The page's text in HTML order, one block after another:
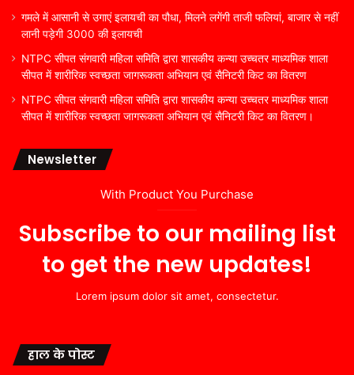
गमले में आसानी से उगाएं इलायची का पौधा, मिलने लगेंगी ताजी फलियां, बाजार से नहीं
लानी पड़ेगी 3000 की इलायची
NTPC सीपत संगवारी महिला समिति द्वारा शासकीय कन्या उच्चतर माध्यमिक शाला
सीपत में शारीरिक स्वच्छता जागरूकता अभियान एवं सैनिटरी किट का वितरण
NTPC सीपत संगवारी महिला समिति द्वारा शासकीय कन्या उच्चतर माध्यमिक शाला
सीपत में शारीरिक स्वच्छता जागरूकता अभियान एवं सैनिटरी किट का वितरण।
Newsletter
With Product You Purchase
Subscribe to our mailing list
to get the new updates!
Lorem ipsum dolor sit amet, consectetur.
हाल के पोस्ट